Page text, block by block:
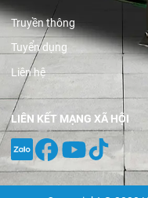
Truyền thông
Tuyển dụng
Liên hệ
LIÊN KẾT MẠNG XÃ HỘI